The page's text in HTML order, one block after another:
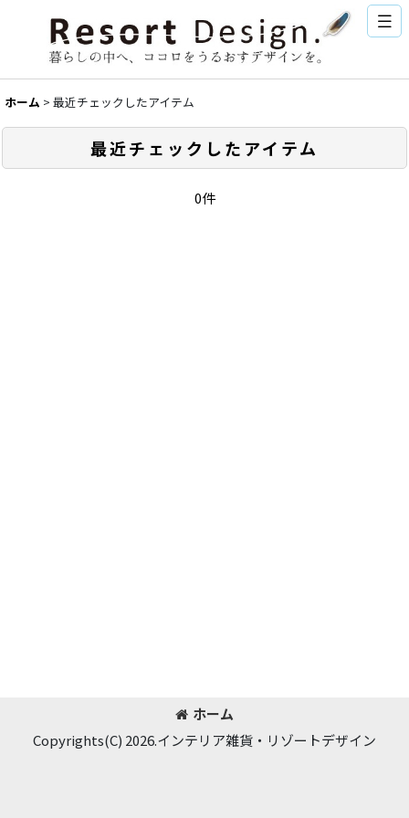
ホーム > 最近チェックしたアイテム
最近チェックしたアイテム
0件
ホーム
Copyrights(C) 2026.インテリア雑貨・リゾートデザイン